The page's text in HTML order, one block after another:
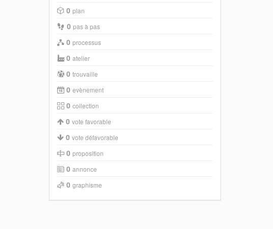
0 plan
0 pas à pas
0 processus
0 atelier
0 trouvaille
0 evènement
0 collection
0 vote favorable
0 vote défavorable
0 proposition
0 annonce
0 graphisme